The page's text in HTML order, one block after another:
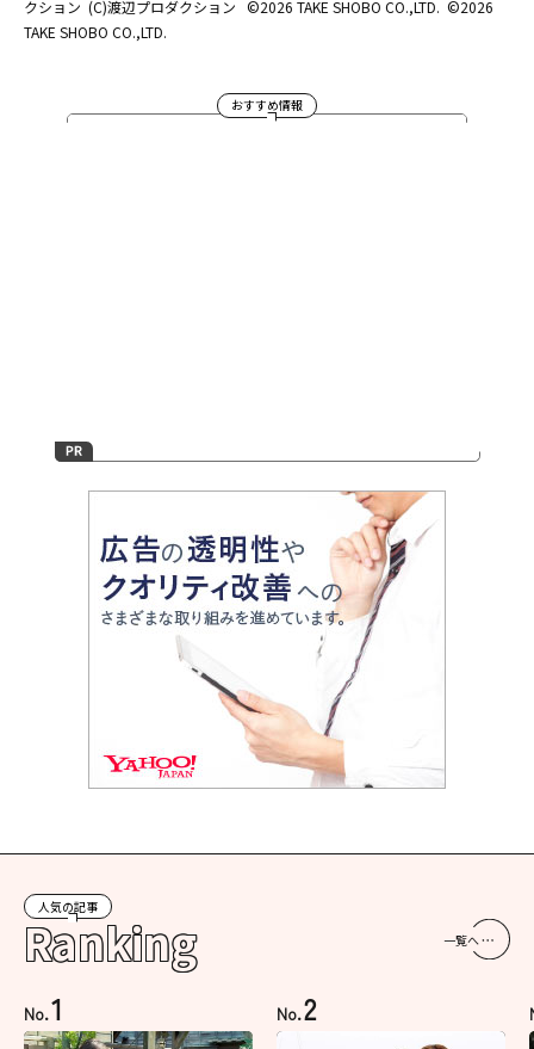
クション (C)渡辺プロダクション ©2026 TAKE SHOBO CO.,LTD. ©2026
TAKE SHOBO CO.,LTD.
おすすめ情報
人気の記事
Ranking 一覧へ
No.1 No.2